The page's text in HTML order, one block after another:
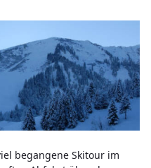
begangene Skitour im